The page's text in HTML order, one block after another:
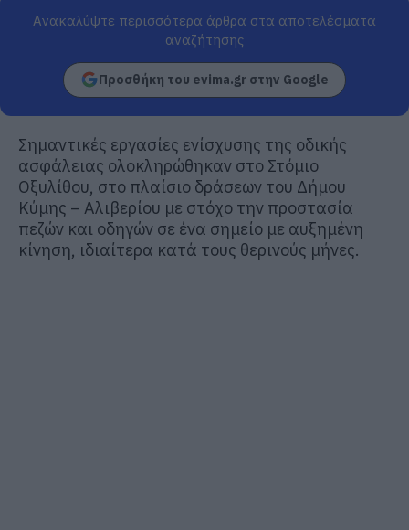
Ανακαλύψτε περισσότερα άρθρα στα αποτελέσματα
αναζήτησης
Προσθήκη του evima.gr στην Google
Σημαντικές εργασίες ενίσχυσης της οδικής
ασφάλειας ολοκληρώθηκαν στο Στόμιο
Οξυλίθου, στο πλαίσιο δράσεων του Δήμου
Κύμης – Αλιβερίου με στόχο την προστασία
πεζών και οδηγών σε ένα σημείο με αυξημένη
κίνηση, ιδιαίτερα κατά τους θερινούς μήνες.